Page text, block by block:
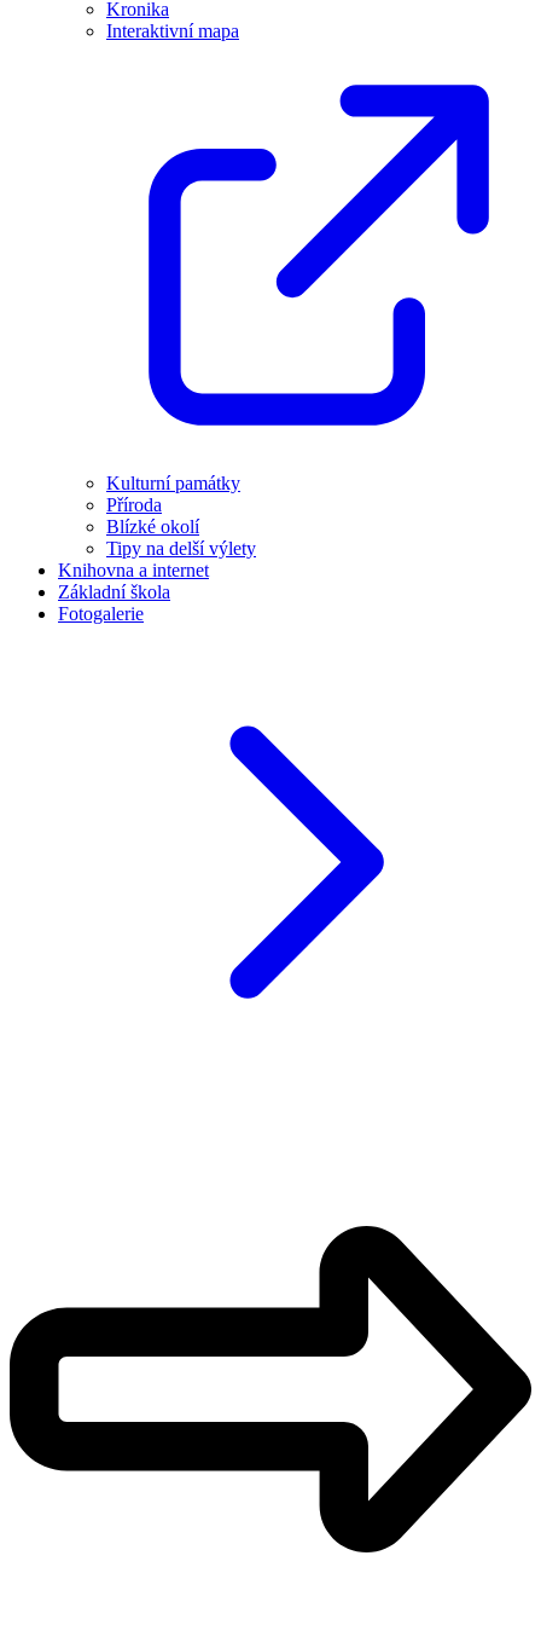
Kronika
Interaktivní mapa
Kulturní památky
Příroda
Blízké okolí
Tipy na delší výlety
Knihovna a internet
Základní škola
Fotogalerie